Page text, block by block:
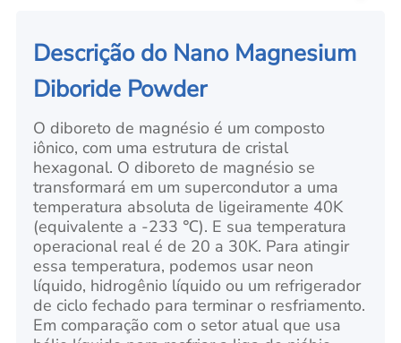
Descrição do Nano Magnesium
Diboride Powder
O diboreto de magnésio é um composto
iônico, com uma estrutura de cristal
hexagonal. O diboreto de magnésio se
transformará em um supercondutor a uma
temperatura absoluta de ligeiramente 40K
(equivalente a -233 ℃). E sua temperatura
operacional real é de 20 a 30K. Para atingir
essa temperatura, podemos usar neon
líquido, hidrogênio líquido ou um refrigerador
de ciclo fechado para terminar o resfriamento.
Em comparação com o setor atual que usa